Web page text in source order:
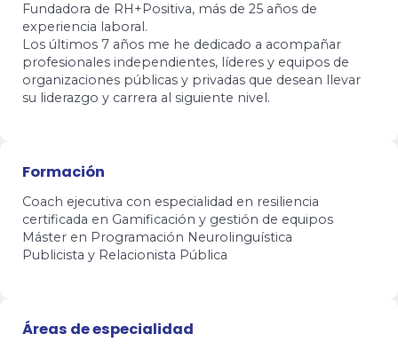
Fundadora de RH+Positiva, más de 25 años de
experiencia laboral.
Los últimos 7 años me he dedicado a acompañar
profesionales independientes, líderes y equipos de
organizaciones públicas y privadas que desean llevar
su liderazgo y carrera al siguiente nivel.
Formación
Coach ejecutiva con especialidad en resiliencia
certificada en Gamificación y gestión de equipos
Máster en Programación Neurolinguística
Publicista y Relacionista Pública
Áreas de especialidad